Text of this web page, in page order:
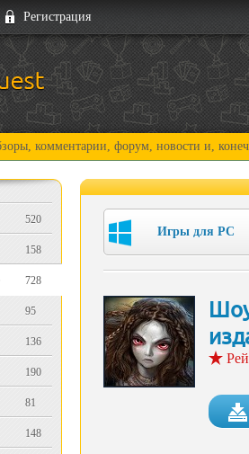
Регистрация
форум, новости и, конечно,
520
158
728
95
136
190
81
148
Игры для PC